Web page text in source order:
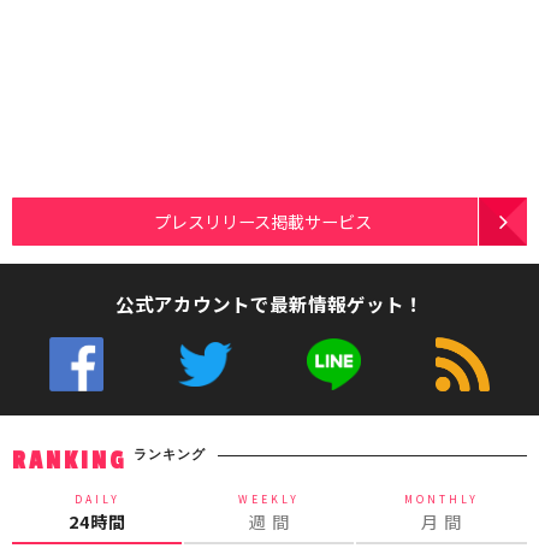
プレスリリース掲載サービス
公式アカウントで最新情報ゲット！
RANKING ランキング
DAILY
24時間
WEEKLY
週 間
MONTHLY
月 間